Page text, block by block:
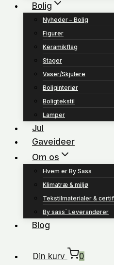
Bolig
Nyheder – Bolig
Figurer
Keramikflag
Stager
Vaser/Skjulere
Boliginteriør
Boligtekstil
Lamper
Jul
Gaveideer
Om os
Hvem er By Sass
Klimatræ & miljø
Tekstilmaterialer &
By sass´ Leverandører
Blog
Din kurv 0